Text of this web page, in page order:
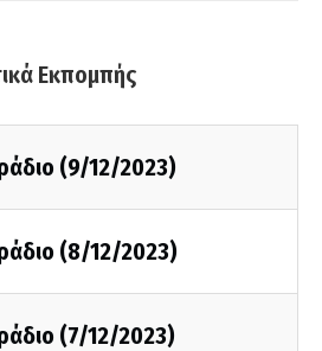
Εκπομπής
(9/12/2023)
(8/12/2023)
(7/12/2023)